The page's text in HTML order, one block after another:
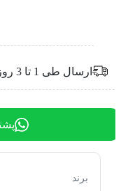
ارسال طی 1 تا 3 روز کاری
برند